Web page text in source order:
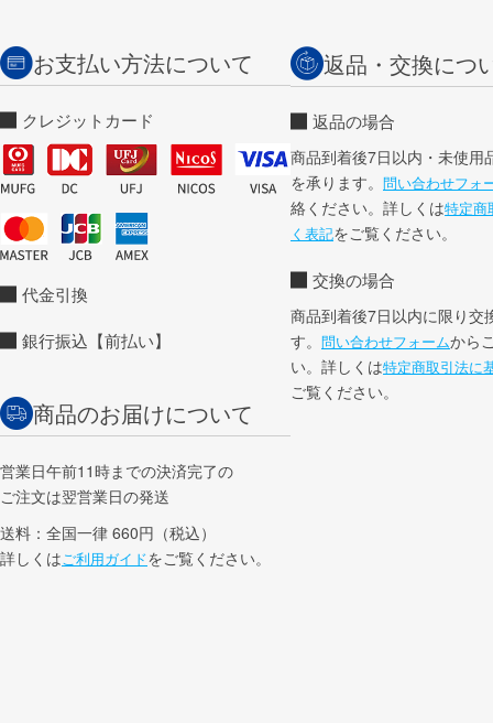
お支払い方法について
クレジットカード
代金引換
銀行振込【前払い】
商品のお届けについて
営業日午前11時までの決済完了の
ご注文は翌営業日の発送
送料：全国一律 660円（税込）
詳しくはご利用ガイドをご覧ください。
返品・交換につ
返品の場合
商品到着後7日以内・未使用
を承ります。 問い合わせフォ
絡ください。詳しくは特定商
く表記をご覧ください。
交換の場合
商品到着後7日以内に限り交
す。 問い合わせフォームから
い。詳しくは特定商取引法に
ご覧ください。